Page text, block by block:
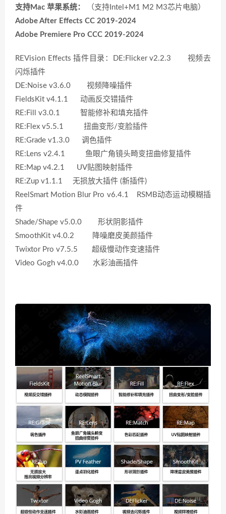
支持Mac 苹果系统：
（支持Intel+M1 M2 M3芯片电脑）
Adobe After Effects CC 2019-2024
Adobe Premiere Pro CCC 2019-2024
REVision Effects 插件目录：DE:Flicker v2.2.3 视频去
闪烁插件
DE:Noise v3.6.0 视频降噪插件
FieldsKit v4.1.1 动画反交错插件
RE:Fill v3.0.1 智能修补和填充插件
RE:Flex v5.5.1 扭曲变形/变脸插件
RE:Grade v1.3.0 调色插件
RE:Lens v2.4.1 鱼眼广角镜头畸变扭曲修复插件
RE:Map v4.2.1 UV贴图映射插件
RE:Zup v1.1.1 无损放大插件 (新插件)
ReelSmart Motion Blur Pro v6.4.1 RSMB动态运动模糊插
件
Shade/Shape v5.0.0 形状阴影插件
SmoothKit v4.0.2 降噪磨皮美颜插件
Twixtor Pro v7.5.5 超级慢动作变速插件
Video Gogh v4.0.0 水彩油画插件